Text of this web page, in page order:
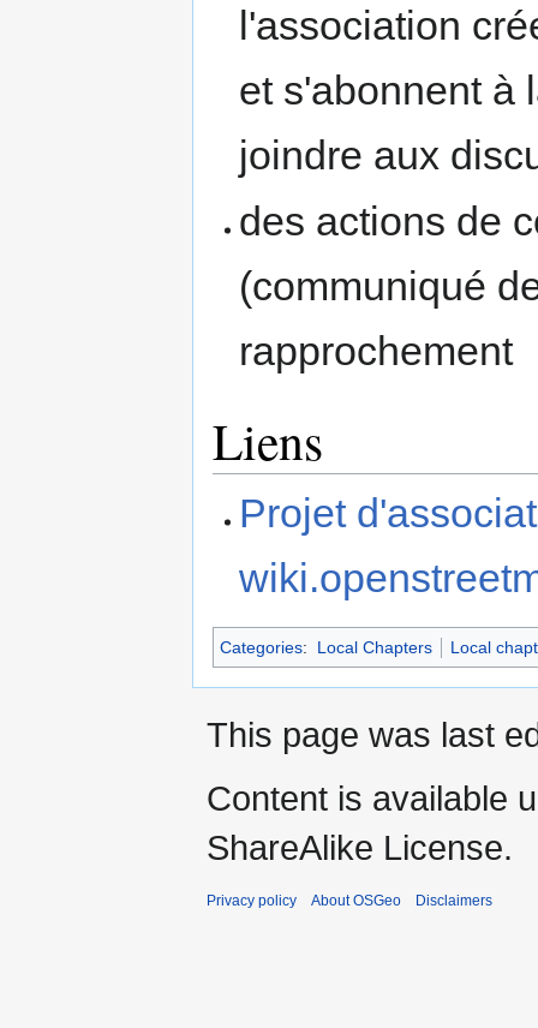
l'association
et s'abonnent à
joindre aux
des actions de
(communiqué
rapprochement
Liens
Projet
Categories: Local Chapters Local
This page was last
Content is available
ShareAlike License.
Privacy policy About OSGeo Disclaimers